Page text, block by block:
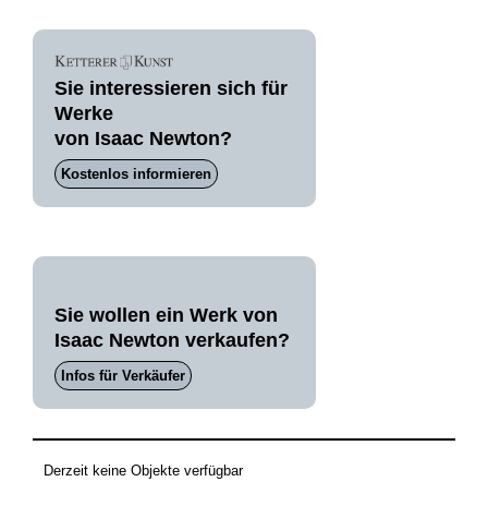
Sie interessieren sich für
Werke
von Isaac Newton?
Kostenlos informieren
Sie wollen ein Werk von
Isaac Newton verkaufen?
Infos für Verkäufer
Derzeit keine Objekte verfügbar